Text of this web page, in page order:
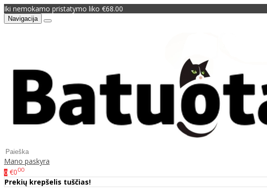
Iki nemokamo pristatymo liko €68.00
Navigacija
Mano paskyra
0 €000
Prekių krepšelis tuščias!